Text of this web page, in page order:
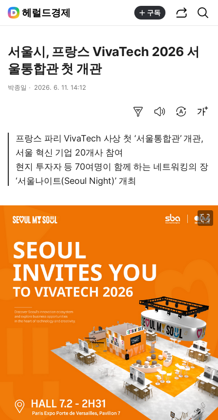
헤럴드경제 구독
서울시, 프랑스 VivaTech 2026 서
울통합관 첫 개관
박종일 2026. 6. 11. 14:12
프랑스 파리 VivaTech 사상 첫 ‘서울통합관’ 개관,
서울 혁신 기업 20개사 참여
현지 투자자 등 70여명이 함께 하는 네트워킹의 장
‘서울나이트(Seoul Night)’ 개최